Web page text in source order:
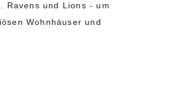
Ravens und Lions - um
Wohnhäuser und